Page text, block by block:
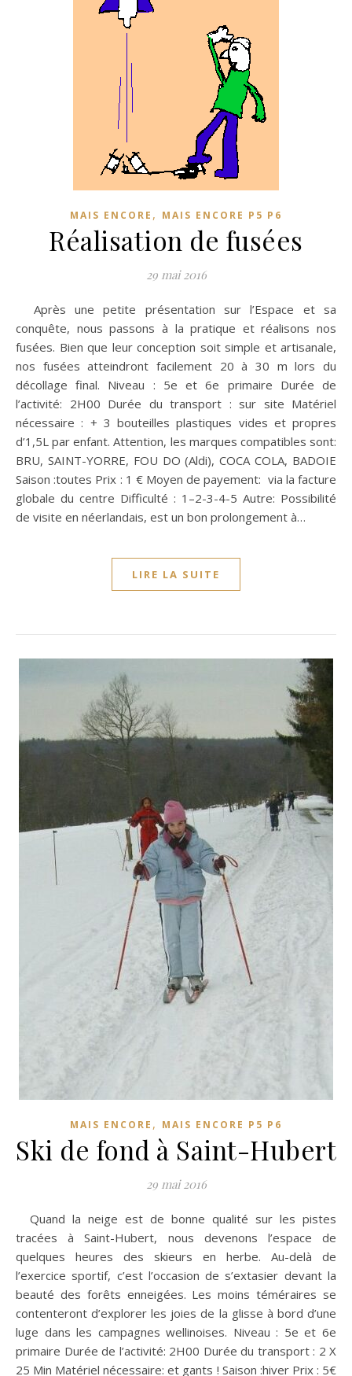
MAIS ENCORE , MAIS ENCORE P5 P6
Réalisation de fusées
29 mai 2016
Après une petite présentation sur l’Espace et sa
conquête, nous passons à la pratique et réalisons nos
fusées. Bien que leur conception soit simple et artisanale,
nos fusées atteindront facilement 20 à 30 m lors du
décollage final. Niveau : 5e et 6e primaire Durée de
l’activité: 2H00 Durée du transport : sur site Matériel
nécessaire : + 3 bouteilles plastiques vides et propres
d’1,5L par enfant. Attention, les marques compatibles sont:
BRU, SAINT-YORRE, FOU DO (Aldi), COCA COLA, BADOIE
Saison :toutes Prix : 1 € Moyen de payement: via la facture
globale du centre Difficulté : 1–2-3-4-5 Autre: Possibilité
de visite en néerlandais, est un bon prolongement à…
LIRE LA SUITE
MAIS ENCORE , MAIS ENCORE P5 P6
Ski de fond à Saint-Hubert
29 mai 2016
Quand la neige est de bonne qualité sur les pistes
tracées à Saint-Hubert, nous devenons l’espace de
quelques heures des skieurs en herbe. Au-delà de
l’exercice sportif, c’est l’occasion de s’extasier devant la
beauté des forêts enneigées. Les moins téméraires se
contenteront d’explorer les joies de la glisse à bord d’une
luge dans les campagnes wellinoises. Niveau : 5e et 6e
primaire Durée de l’activité: 2H00 Durée du transport : 2 X
25 Min Matériel nécessaire: et gants ! Saison :hiver Prix : 5€